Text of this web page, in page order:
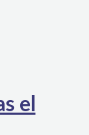
el